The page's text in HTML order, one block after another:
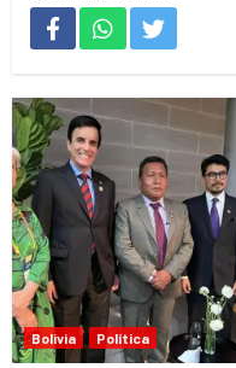
Bolivia Política